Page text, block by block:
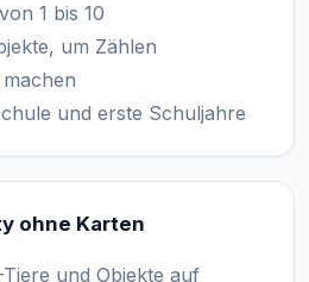
1 bis 10
um Zählen
und erste Schuljahre
ohne Karten
und Objekte auf